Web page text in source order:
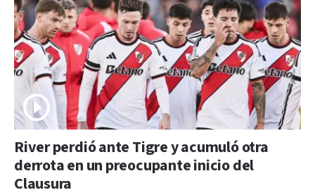
River perdió ante Tigre y acumuló otra
derrota en un preocupante inicio del
Clausura